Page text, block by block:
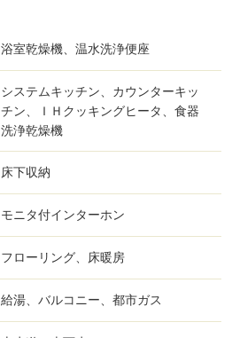
浴室乾燥機、温水洗浄便座
システムキッチン、カウンターキッ
チン、ＩＨクッキングヒータ、食器
洗浄乾燥機
床下収納
モニタ付インターホン
フローリング、床暖房
給湯、バルコニー、都市ガス